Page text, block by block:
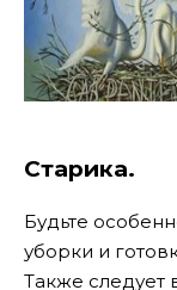
Старика.
Будьте
уборки и
Также следует